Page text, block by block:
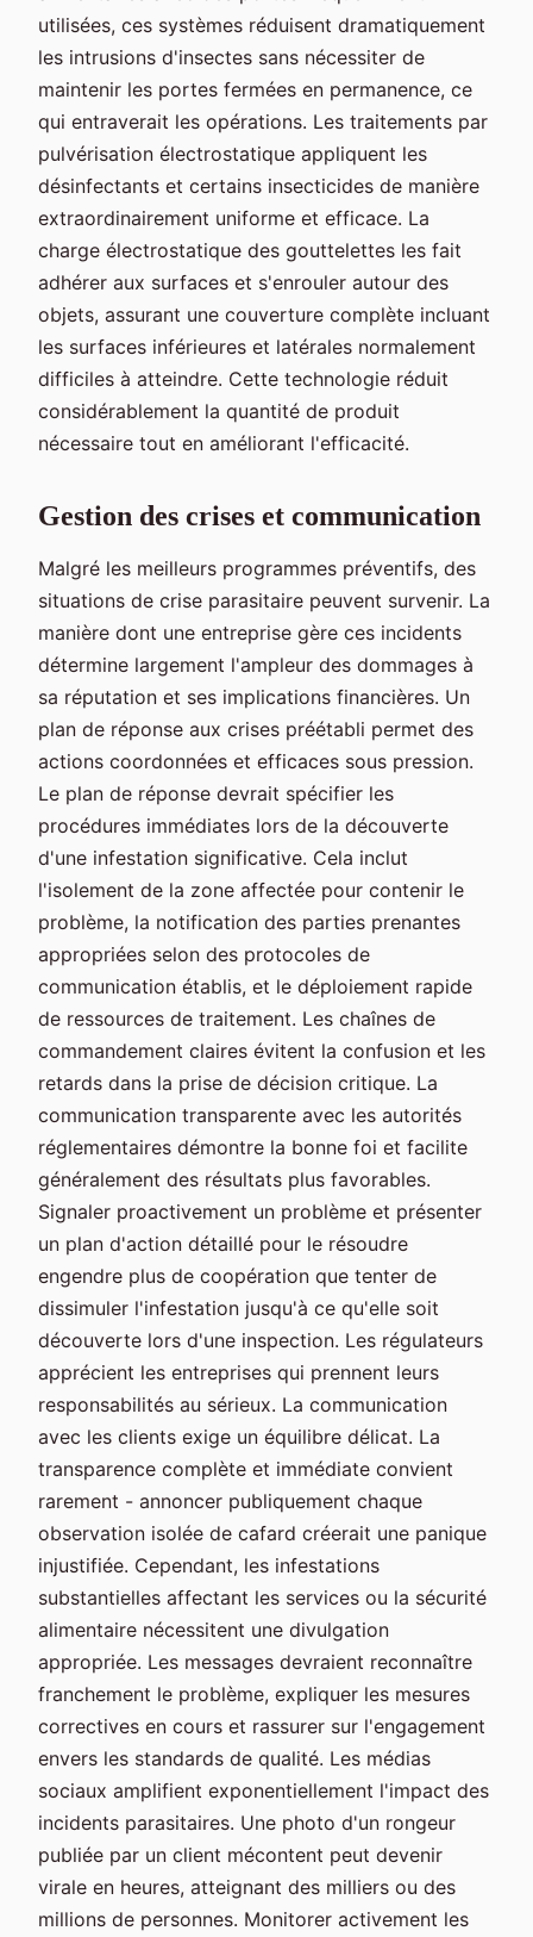
utilisées, ces systèmes réduisent dramatiquement
les intrusions d'insectes sans nécessiter de
maintenir les portes fermées en permanence, ce
qui entraverait les opérations. Les traitements par
pulvérisation électrostatique appliquent les
désinfectants et certains insecticides de manière
extraordinairement uniforme et efficace. La
charge électrostatique des gouttelettes les fait
adhérer aux surfaces et s'enrouler autour des
objets, assurant une couverture complète incluant
les surfaces inférieures et latérales normalement
difficiles à atteindre. Cette technologie réduit
considérablement la quantité de produit
nécessaire tout en améliorant l'efficacité.
Gestion des crises et communication
Malgré les meilleurs programmes préventifs, des
situations de crise parasitaire peuvent survenir. La
manière dont une entreprise gère ces incidents
détermine largement l'ampleur des dommages à
sa réputation et ses implications financières. Un
plan de réponse aux crises préétabli permet des
actions coordonnées et efficaces sous pression.
Le plan de réponse devrait spécifier les
procédures immédiates lors de la découverte
d'une infestation significative. Cela inclut
l'isolement de la zone affectée pour contenir le
problème, la notification des parties prenantes
appropriées selon des protocoles de
communication établis, et le déploiement rapide
de ressources de traitement. Les chaînes de
commandement claires évitent la confusion et les
retards dans la prise de décision critique. La
communication transparente avec les autorités
réglementaires démontre la bonne foi et facilite
généralement des résultats plus favorables.
Signaler proactivement un problème et présenter
un plan d'action détaillé pour le résoudre
engendre plus de coopération que tenter de
dissimuler l'infestation jusqu'à ce qu'elle soit
découverte lors d'une inspection. Les régulateurs
apprécient les entreprises qui prennent leurs
responsabilités au sérieux. La communication
avec les clients exige un équilibre délicat. La
transparence complète et immédiate convient
rarement - annoncer publiquement chaque
observation isolée de cafard créerait une panique
injustifiée. Cependant, les infestations
substantielles affectant les services ou la sécurité
alimentaire nécessitent une divulgation
appropriée. Les messages devraient reconnaître
franchement le problème, expliquer les mesures
correctives en cours et rassurer sur l'engagement
envers les standards de qualité. Les médias
sociaux amplifient exponentiellement l'impact des
incidents parasitaires. Une photo d'un rongeur
publiée par un client mécontent peut devenir
virale en heures, atteignant des milliers ou des
millions de personnes. Monitorer activement les